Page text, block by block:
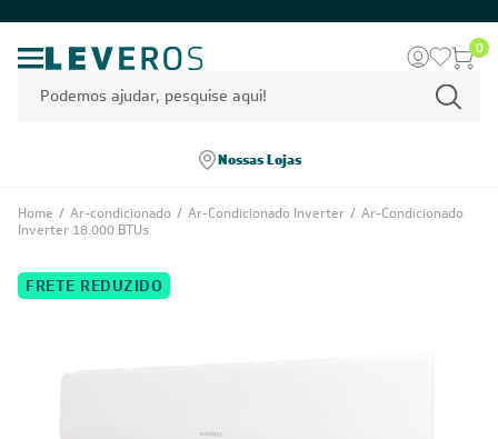
0
Nossas Lojas
Home / Ar-condicionado / Ar-Condicionado Inverter / Ar-Condicionado
Inverter 18.000 BTUs
FRETE REDUZIDO